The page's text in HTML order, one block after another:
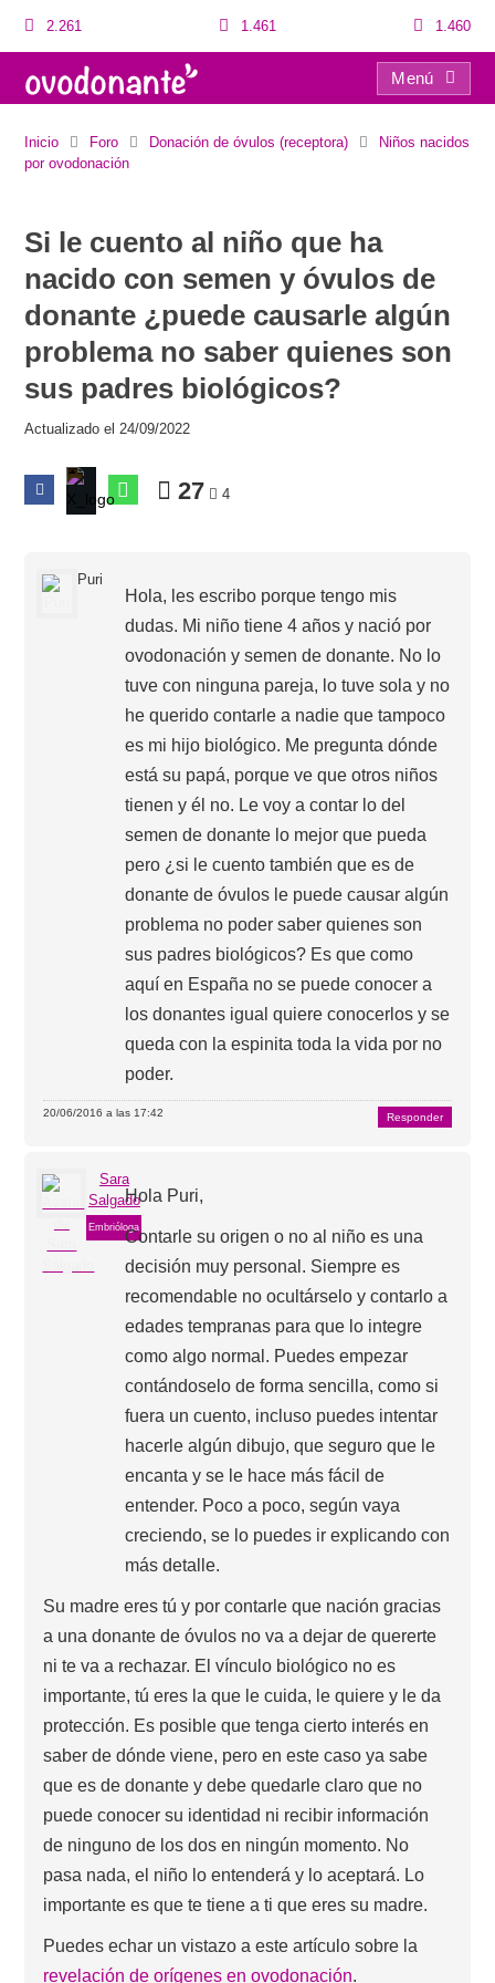
2.261 1.461 1.460
Menú
Inicio Foro Donación de óvulos (receptora)
Niños nacidos
por ovodonación
Si le cuento al niño que ha
nacido con semen y óvulos de
donante ¿puede causarle algún
problema no saber quienes son
sus padres biológicos?
Actualizado el 24/09/2022
27 4
Puri
Hola, les escribo porque tengo mis
dudas. Mi niño tiene 4 años y nació por
ovodonación y semen de donante. No lo
tuve con ninguna pareja, lo tuve sola y no
he querido contarle a nadie que tampoco
es mi hijo biológico. Me pregunta dónde
está su papá, porque ve que otros niños
tienen y él no. Le voy a contar lo del
semen de donante lo mejor que pueda
pero ¿si le cuento también que es de
donante de óvulos le puede causar algún
problema no poder saber quienes son
sus padres biológicos? Es que como
aquí en España no se puede conocer a
los donantes igual quiere conocerlos y se
queda con la espinita toda la vida por no
poder.
20/06/2016 a las 17:42 Responder
Sara
Salgado
Embrióloga
Hola Puri,
Contarle su origen o no al niño es una
decisión muy personal. Siempre es
recomendable no ocultárselo y contarlo a
edades tempranas para que lo integre
como algo normal. Puedes empezar
contándoselo de forma sencilla, como si
fuera un cuento, incluso puedes intentar
hacerle algún dibujo, que seguro que le
encanta y se le hace más fácil de
entender. Poco a poco, según vaya
creciendo, se lo puedes ir explicando con
más detalle.
Su madre eres tú y por contarle que nación gracias
a una donante de óvulos no va a dejar de quererte
ni te va a rechazar. El vínculo biológico no es
importante, tú eres la que le cuida, le quiere y le da
protección. Es posible que tenga cierto interés en
saber de dónde viene, pero en este caso ya sabe
que es de donante y debe quedarle claro que no
puede conocer su identidad ni recibir información
de ninguno de los dos en ningún momento. No
pasa nada, el niño lo entenderá y lo aceptará. Lo
importante es que te tiene a ti que eres su madre.
Puedes echar un vistazo a este artículo sobre la
revelación de orígenes en ovodonación.